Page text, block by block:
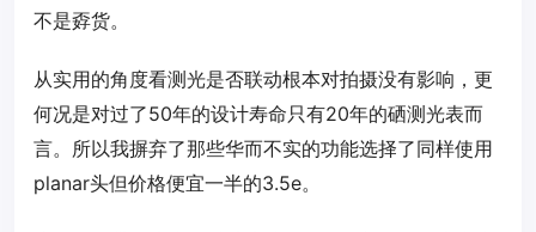
不是孬货。
从实用的角度看测光是否联动根本对拍摄没有影响，更
何况是对过了50年的设计寿命只有20年的硒测光表而
言。所以我摒弃了那些华而不实的功能选择了同样使用
planar头但价格便宜一半的3.5e。